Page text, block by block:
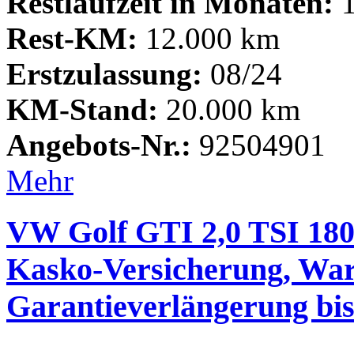
Rest-KM: 12.000 km
Erstzulassung: 08/24
KM-Stand: 20.000 km
Angebots-Nr.: 92504901
Mehr
VW Golf GTI 2,0 TSI
Kasko-Versicherung,
Garantieverlängerung